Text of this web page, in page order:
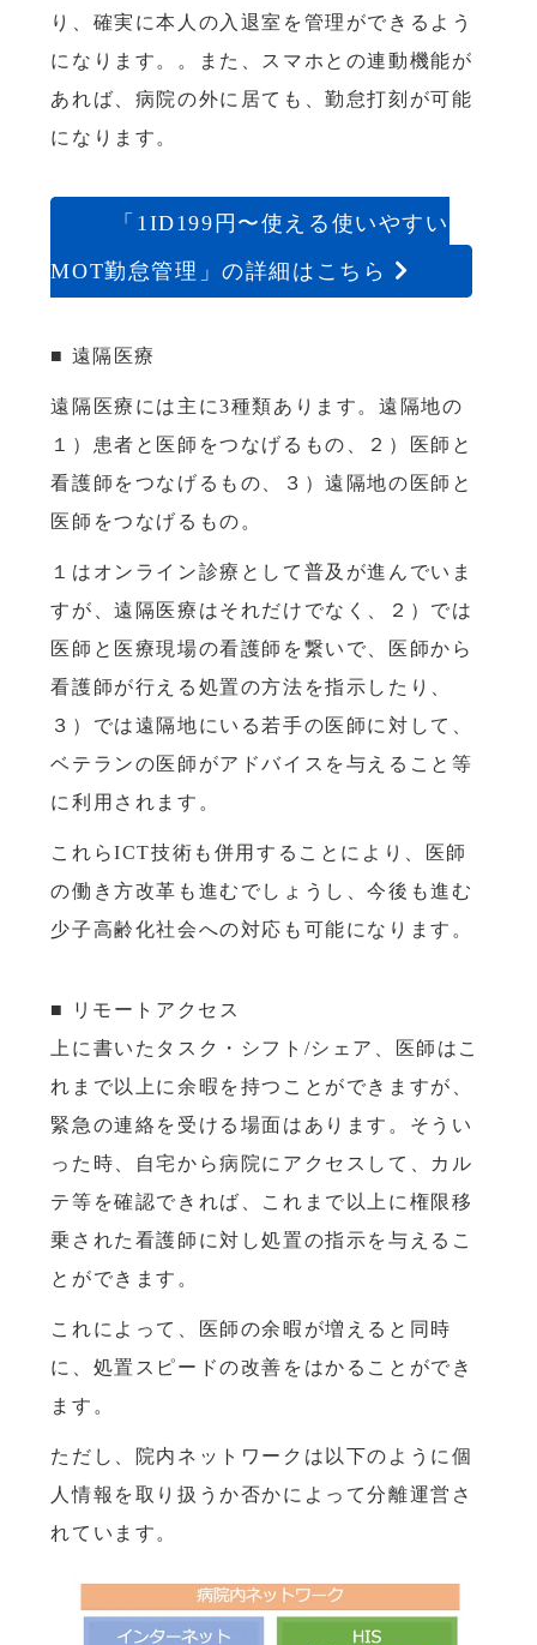
り、確実に本人の入退室を管理ができるよう
になります。。また、スマホとの連動機能が
あれば、病院の外に居ても、勤怠打刻が可能
になります。
「1ID199円〜使える使いやすい
MOT勤怠管理」の詳細はこちら
■ 遠隔医療
遠隔医療には主に3種類あります。遠隔地の
１）患者と医師をつなげるもの、２）医師と
看護師をつなげるもの、３）遠隔地の医師と
医師をつなげるもの。
１はオンライン診療として普及が進んでいま
すが、遠隔医療はそれだけでなく、２）では
医師と医療現場の看護師を繋いで、医師から
看護師が行える処置の方法を指示したり、
３）では遠隔地にいる若手の医師に対して、
ベテランの医師がアドバイスを与えること等
に利用されます。
これらICT技術も併用することにより、医師
の働き方改革も進むでしょうし、今後も進む
少子高齢化社会への対応も可能になります。
■ リモートアクセス
上に書いたタスク・シフト/シェア、医師はこ
れまで以上に余暇を持つことができますが、
緊急の連絡を受ける場面はあります。そうい
った時、自宅から病院にアクセスして、カル
テ等を確認できれば、これまで以上に権限移
乗された看護師に対し処置の指示を与えるこ
とができます。
これによって、医師の余暇が増えると同時
に、処置スピードの改善をはかることができ
ます。
ただし、院内ネットワークは以下のように個
人情報を取り扱うか否かによって分離運営さ
れています。